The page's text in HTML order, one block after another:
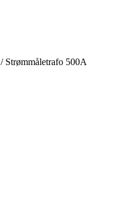
/ Strømmåletrafo 500A